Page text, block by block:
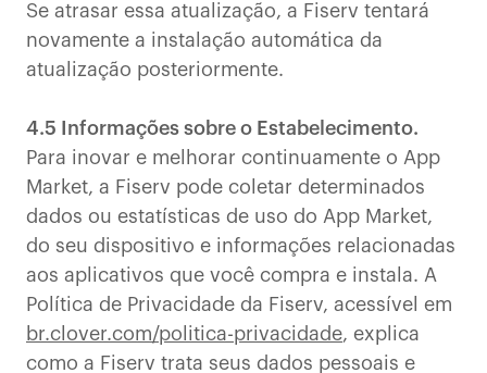
Se atrasar essa atualização, a Fiserv tentará
novamente a instalação automática da
atualização posteriormente.
4.5 Informações sobre o Estabelecimento.
Para inovar e melhorar continuamente o App
Market, a Fiserv pode coletar determinados
dados ou estatísticas de uso do App Market,
do seu dispositivo e informações relacionadas
aos aplicativos que você compra e instala. A
Política de Privacidade da Fiserv, acessível em
br.clover.com/politica-privacidade, explica
como a Fiserv trata seus dados pessoais e